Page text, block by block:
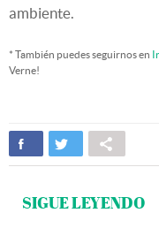
ambiente.
* También puedes seguirnos en
Verne!
SIGUE LEYENDO